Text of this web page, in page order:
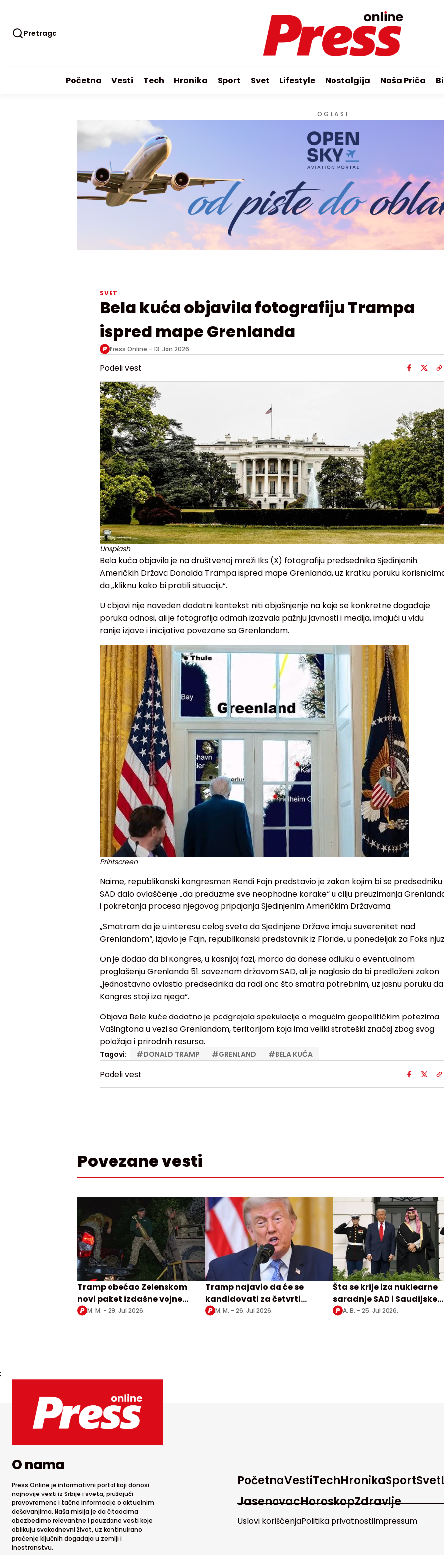
Pretraga
Početna Vesti Tech Hronika Sport Svet Lifestyle Nostalgija Naša Priča
OGLASI
SVET
Bela kuća objavila fotografiju Trampa
ispred mape Grenlanda
Press Online - 13. Jan 2026.
Podeli vest
Unsplash
Bela kuća objavila je na društvenoj mreži Iks (X) fotografiju predsednika Sjedinjenih
Američkih Država Donalda Trampa ispred mape Grenlanda, uz kratku poruku
da „kliknu kako bi pratili situaciju“.
U objavi nije naveden dodatni kontekst niti objašnjenje na koje se konkretne događaje
poruka odnosi, ali je fotografija odmah izazvala pažnju javnosti i medija, imajući u vidu
ranije izjave i inicijative povezane sa Grenlandom.
Printscreen
Naime, republikanski kongresmen Rendi Fajn predstavio je zakon kojim bi se predsedniku
SAD dalo ovlašćenje „da preduzme sve neophodne korake“ u cilju preuzimanja
i pokretanja procesa njegovog pripajanja Sjedinjenim Američkim Državama.
„Smatram da je u interesu celog sveta da Sjedinjene Države imaju suverenitet nad
Grenlandom“, izjavio je Fajn, republikanski predstavnik iz Floride, u ponedeljak za Foks
On je dodao da bi Kongres, u kasnijoj fazi, morao da donese odluku o eventualnom
proglašenju Grenlanda 51. saveznom državom SAD, ali je naglasio da bi predloženi zakon
„jednostavno ovlastio predsednika da radi ono što smatra potrebnim, uz jasnu poruku da
Kongres stoji iza njega“.
Objava Bele kuće dodatno je podgrejala spekulacije o mogućim geopolitičkim potezima
Vašingtona u vezi sa Grenlandom, teritorijom koja ima veliki strateški značaj zbog svog
položaja i prirodnih resursa.
Tagovi: #DONALD TRAMP #GRENLAND #BELA KUĆA
Podeli vest
Povezane vesti
Tramp obećao Zelenskom
novi paket izdašne vojne
pomoći
M. M. - 29. Jul 2026.
Tramp najavio da će se
kandidovati za četvrti
mandat?!
M. M. - 26. Jul 2026.
Šta se krije iza nuklearne
saradnje SAD i Saudijske
Arabije
A. B. - 25. Jul 2026.
;
O nama
Press Online je informativni portal koji donosi
najnovije vesti iz Srbije i sveta, pružajući
pravovremene i tačne informacije o aktuelnim
dešavanjima. Naša misija je da čitaocima
obezbedimo relevantne i pouzdane vesti koje
oblikuju svakodnevni život, uz kontinuirano
praćenje ključnih događaja u zemlji i
inostranstvu.
PočetnaVestiTechHronikaSportSvet
JasenovacHoroskopZdravlje
Uslovi korišćenjaPolitika privatnostiImpressum